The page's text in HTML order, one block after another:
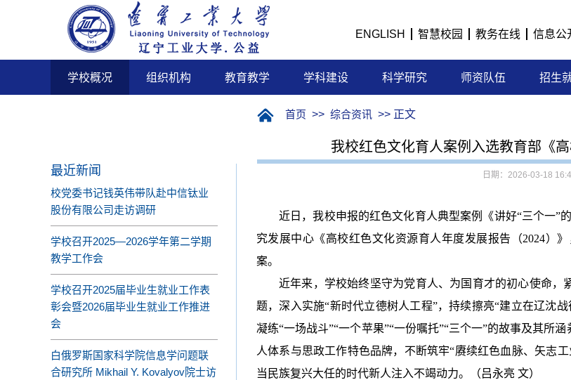
ENGLISH 智慧校园 教务在线 信息公
学校概况 组织机构 教育教学 学科建设 科学研究 师资队伍 招生
最近新闻
校党委书记钱英伟带队赴中信钛业
股份有限公司走访调研
学校召开2025—2026学年第二学期
教学工作会
学校召开2025届毕业生就业工作表
彰会暨2026届毕业生就业工作推进
会
白俄罗斯国家科学院信息学问题联
合研究所 Mikhail Y. Kovalyov院士访
首页 >> 综合资讯 >> 正文
我校红色文化育人案例入选教育部《
日期：2026-03-18
近日，我校申报的红色文化育人典型案例《讲好“三个一”
究发展中心《高校红色文化资源育人年度发展报告（2024）
案。
近年来，学校始终坚守为党育人、为国育才的初心使命，
题，深入实施“新时代立德树人工程”，持续擦亮“建立在辽沈
凝练“一场战斗”“一个苹果”“一份嘱托”“三个一”的故事及其所
人体系与思政工作特色品牌，不断筑牢“赓续红色血脉、矢志
当民族复兴大任的时代新人注入不竭动力。（吕永亮 文）